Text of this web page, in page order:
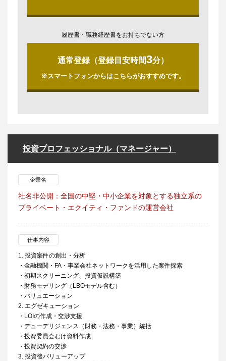
履歴書・職務経歴書をお持ちでない方
通常登録（登録目安時間3分）
※スマートフォンからはこちらがおすすめです。
投資プロフェッショナル（マネージャー）
企業名
社名非公開：全国の中堅・中小企業を対象とする独立系の
プライベート・エクイティ・ファンドの運営会社
仕事内容
1. 投資案件の創出・分析
・金融機関・FA・事業会社ネットワークを活用した案件探索
・初期スクリーニング、投資仮説構築
・財務モデリング（LBOモデル含む）
・バリュエーション
2. エグゼキューション
・LOIの作成・交渉支援
・デューデリジェンス（財務・法務・事業）統括
・投資委員会むけ資料作成
・投資契約の交渉
3. 投資後バリューアップ